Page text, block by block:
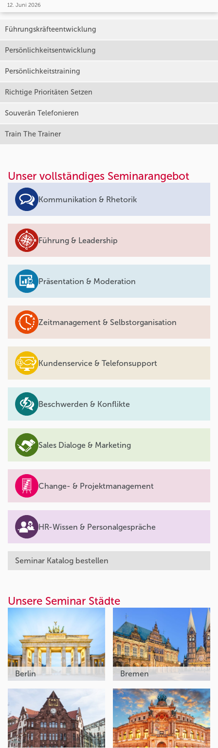
12. Juni 2026
Führungskräfteentwicklung
Persönlichkeitsentwicklung
Persönlichkeitstraining
Richtige Prioritäten Setzen
Souverän Telefonieren
Train The Trainer
Unser vollständiges Seminarangebot
Kommunikation & Rhetorik
Führung & Leadership
Präsentation & Moderation
Zeitmanagement & Selbstorganisation
Kundenservice & Telefonsupport
Beschwerden & Konflikte
Sales Dialoge & Marketing
Change- & Projektmanagement
HR-Wissen & Personalgespräche
Seminar Katalog bestellen
Unsere Seminar Städte
Berlin Bremen